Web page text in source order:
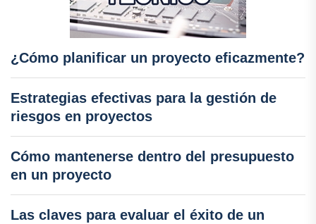
¿Cómo planificar un proyecto eficazmente?
Estrategias efectivas para la gestión de
riesgos en proyectos
Cómo mantenerse dentro del presupuesto
en un proyecto
Las claves para evaluar el éxito de un